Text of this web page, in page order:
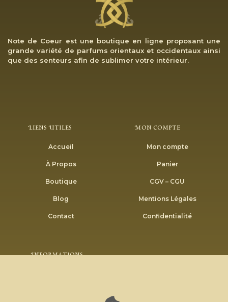
Note de Coeur est une boutique en ligne proposant une
grande variété de parfums orientaux et occidentaux ainsi
que des senteurs afin de sublimer votre intérieur.
Liens Utiles
Accueil
À Propos
Boutique
Blog
Contact
Mon Compte
Mon compte
Panier
CGV – CGU
Mentions Légales
Confidentialité
Informations
Inscrivez-vous à notre newsletter pour recevoir nos